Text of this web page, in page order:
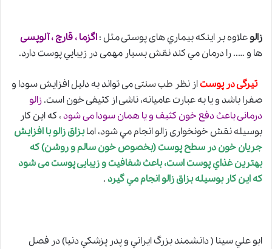
زالوعلاوه بر اينكه بيماري های پوستی مثل :اگزما ، قارچ ، آلوپسی
ها و ….. را درمان مي كند نقش بسيار مهمی در زيبايي پوست دارد.
تيرگی در پوستاز نظر طب سنتیمی تواند به دليل افزايش سودا و
صفرا باشد و يا به عبارت عاميانه، ناشی از كثيفی خون است.زالو
درمانی باعث دفع خون كثيف و يا همان سودا می شود، كه اين کار
بوسيله نقش خونخواری زالو انجام مي شود، امابزاق زالو با افزايش
جريان خون در سطح پوست (بخصوص خون سالم و روشن) كه
بهترين غذاي پوست است، باعث شفافيت و زيبايی پوست می شود
كه اين كار بوسيلهبزاق زالوانجام مي گيرد.
ابو علي سينا ( دانشمند بزرگ ايراني و پدر پزشكي دنيا) در فصل